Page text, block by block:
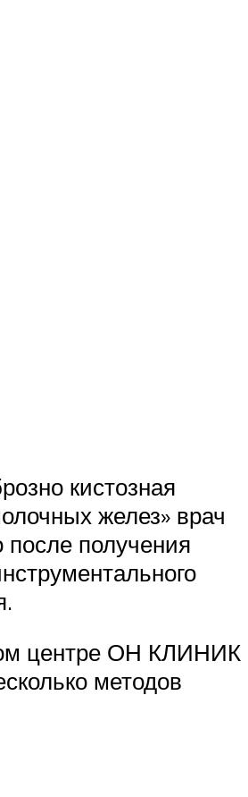
кистозная
желез» врач
после получения
центре ОН КЛИНИК
методов